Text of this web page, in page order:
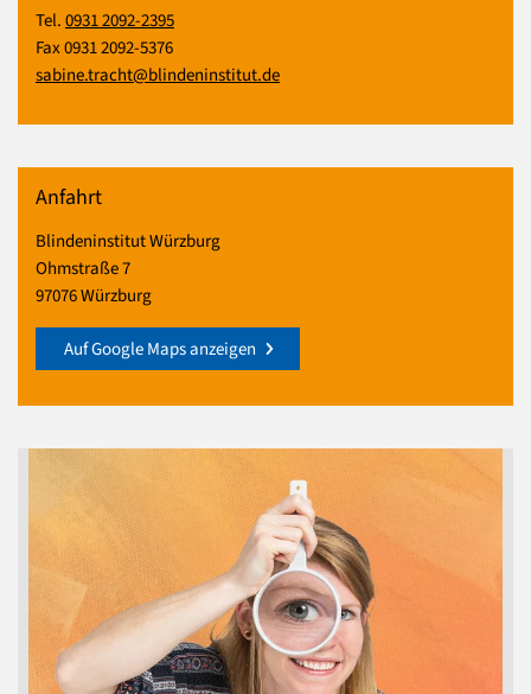
Tel.0931 2092-2395
Fax 0931 2092-5376
sabine.tracht@blindeninstitut.de
Anfahrt
Blindeninstitut Würzburg
Ohmstraße 7
97076 Würzburg
Auf Google Maps anzeigen